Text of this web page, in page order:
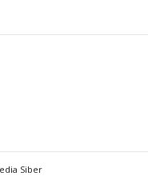
Siber